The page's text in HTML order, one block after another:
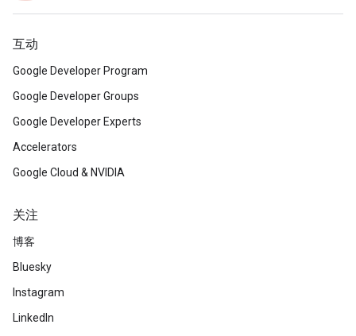
互动
Google Developer Program
Google Developer Groups
Google Developer Experts
Accelerators
Google Cloud & NVIDIA
关注
博客
Bluesky
Instagram
LinkedIn